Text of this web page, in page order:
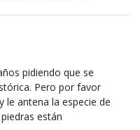
pidiendo que se
Pero por favor
le antena la especie de
están